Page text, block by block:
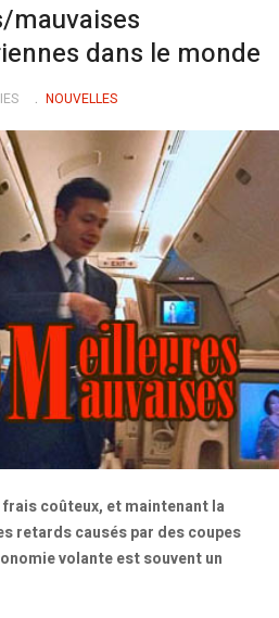
mauvaises
dans le monde
NOUVELLES
coûteux, et maintenant la
retards causés par des coupes
volante est souvent un